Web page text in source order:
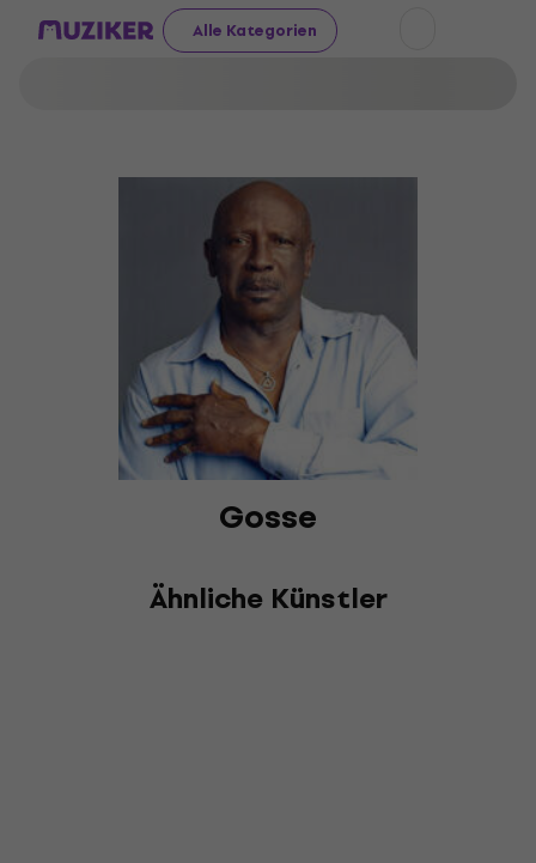
Alle Kategorien
Gosse
Ähnliche Künstler